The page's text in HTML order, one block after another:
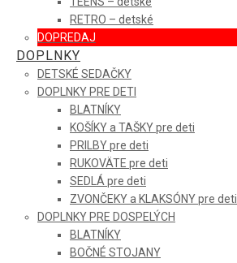
RETRO – detské
DOPREDAJ
DOPLNKY
DETSKÉ SEDAČKY
DOPLNKY PRE DETI
BLATNÍKY
KOŠÍKY a TAŠKY pre deti
PRILBY pre deti
RUKOVÄTE pre deti
SEDLÁ pre deti
ZVONČEKY a KLAKSÓNY pre deti
DOPLNKY PRE DOSPELÝCH
BLATNÍKY
BOČNÉ STOJANY